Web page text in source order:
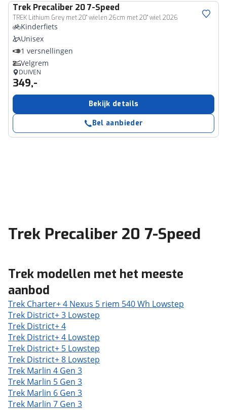
Trek Precaliber 20 7-Speed
TREK Lithium Grey met 20" wielen 26cm met 20" wiel 2026
Kinderfiets
Unisex
1 versnellingen
Velgrem
DUIVEN
349,-
Bekijk details
Bel aanbieder
Trek Precaliber 20 7-Speed
Trek modellen met het meeste
aanbod
Trek Charter+ 4 Nexus 5 riem 540 Wh Lowstep
Trek District+ 3 Lowstep
Trek District+ 4
Trek District+ 4 Lowstep
Trek District+ 5 Lowstep
Trek District+ 8 Lowstep
Trek Marlin 4 Gen 3
Trek Marlin 5 Gen 3
Trek Marlin 6 Gen 3
Trek Marlin 7 Gen 3